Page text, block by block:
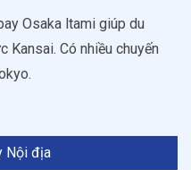
Osaka ltami giúp du
Kansai. Có nhiều chuyến
Nội địa